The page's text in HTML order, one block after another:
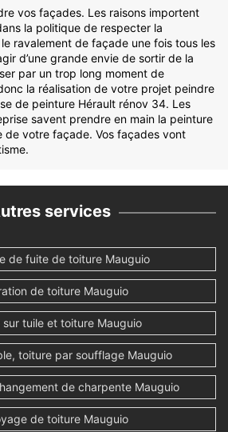
vos façades. Les raisons importent
la politique de respecter la
le ravalement de façade une fois tous les
d’une grande envie de sortir de la
par un trop long moment de
la réalisation de votre projet peindre
de peinture Hérault rénov 34. Les
savent prendre en main la peinture
de votre façade. Vos façades vont
services
de fuite de toiture Mauguio
de toiture Mauguio
sur tuile et toiture Mauguio
toiture par soufflage Mauguio
de charpente Mauguio
de toiture Mauguio